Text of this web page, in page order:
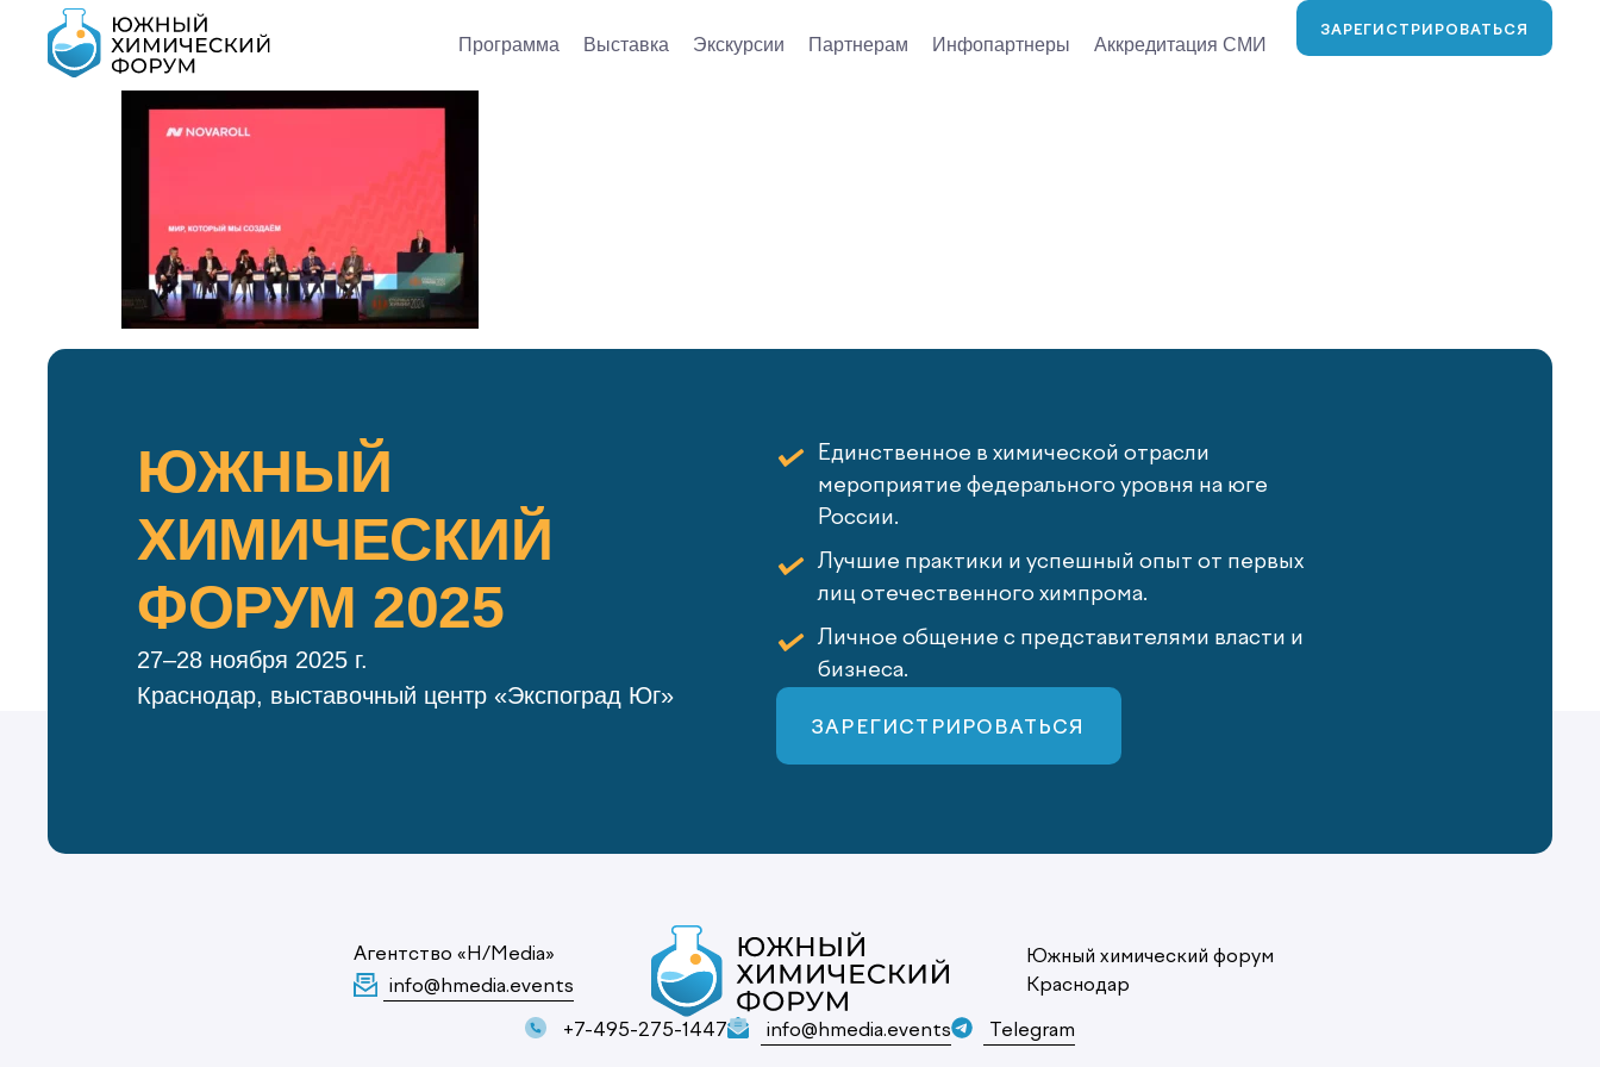
Программа Выставка Экскурсии Партнерам Инфопартнеры Аккредитация СМИ
ЗАРЕГИСТРИРОВАТЬСЯ
ЮЖНЫЙ
ХИМИЧЕСКИЙ
ФОРУМ 2025
27–28 ноября 2025 г.
Краснодар, выставочный центр «Экспоград Юг»
Единственное в химической отрасли
мероприятие федерального уровня на юге
России.
Лучшие практики и успешный опыт от первых
лиц отечественного химпрома.
Личное общение с представителями власти и
бизнеса.
ЗАРЕГИСТРИРОВАТЬСЯ
Агентство «H/Media»
info@hmedia.events
Южный химический форум
Краснодар
+7-495-275-1447 info@hmedia.events Telegram